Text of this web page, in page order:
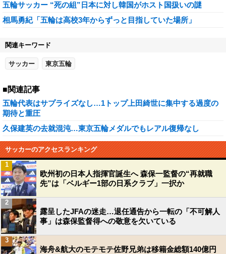
五輪サッカー “死の組”日本に対し韓国がホスト国扱いの謎
相馬勇紀「五輪は高校3年からずっと目指していた場所」
関連キーワード
サッカー 東京五輪
■関連記事
五輪代表はサプライズなし…1トップ上田綺世に集中する過度の
期待と重圧
久保建英の去就混沌…東京五輪メダルでもレアル復帰なし
サッカーのアクセスランキング
欧州初の日本人指揮官誕生へ 森保一監督の“再就職
先”は「ベルギー1部の日系クラブ」一択か
1
露呈したJFAの迷走…退任通告から一転の「不可解人
事」は森保監督得への敬意を欠いている
2
海舟&航大のモテモテ佐野兄弟は移籍金総額140億円
3